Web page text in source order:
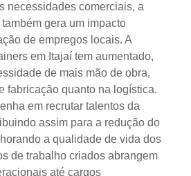
necessidades comerciais, a
gera um impacto
de empregos locais. A
em Itajaí tem aumentado,
de mais mão de obra,
fabricação quanto na logística.
em recrutar talentos da
assim para a redução do
a qualidade de vida dos
de trabalho criados abrangem
até cargos